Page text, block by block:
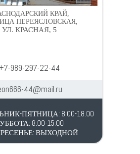
КРАЙ,
ПЕРЕЯСЛОВСКАЯ,
УЛ. КРАСНАЯ, 5
989-297-22-44
44@mail.ru
ПЯТНИЦА: 8.00-18.00
8.00-15.00
ВЫХОДНОЙ